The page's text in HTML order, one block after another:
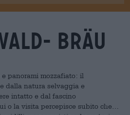
Bräu
panorami mozzafiato: il
dalla natura selvaggia e
intatto e dal fascino
o la visita percepisce subito che